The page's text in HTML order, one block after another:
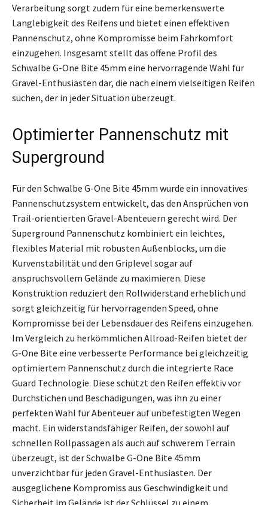
Verarbeitung sorgt zudem für eine bemerkenswerte
Langlebigkeit des Reifens und bietet einen effektiven
Pannenschutz, ohne Kompromisse beim Fahrkomfort
einzugehen. Insgesamt stellt das offene Profil des
Schwalbe G-One Bite 45mm eine hervorragende Wahl für
Gravel-Enthusiasten dar, die nach einem vielseitigen Reifen
suchen, der in jeder Situation überzeugt.
Optimierter Pannenschutz mit
Superground
Für den Schwalbe G-One Bite 45mm wurde ein innovatives
Pannenschutzsystem entwickelt, das den Ansprüchen von
Trail-orientierten Gravel-Abenteuern gerecht wird. Der
Superground Pannenschutz kombiniert ein leichtes,
flexibles Material mit robusten Außenblocks, um die
Kurvenstabilität und den Griplevel sogar auf
anspruchsvollem Gelände zu maximieren. Diese
Konstruktion reduziert den Rollwiderstand erheblich und
sorgt gleichzeitig für hervorragenden Speed, ohne
Kompromisse bei der Lebensdauer des Reifens einzugehen.
Im Vergleich zu herkömmlichen Allroad-Reifen bietet der
G-One Bite eine verbesserte Performance bei gleichzeitig
optimiertem Pannenschutz durch die integrierte Race
Guard Technologie. Diese schützt den Reifen effektiv vor
Durchstichen und Beschädigungen, was ihn zu einer
perfekten Wahl für Abenteuer auf unbefestigten Wegen
macht. Ein widerstandsfähiger Reifen, der sowohl auf
schnellen Rollpassagen als auch auf schwerem Terrain
überzeugt, ist der Schwalbe G-One Bite 45mm
unverzichtbar für jeden Gravel-Enthusiasten. Der
ausgeglichene Kompromiss aus Geschwindigkeit und